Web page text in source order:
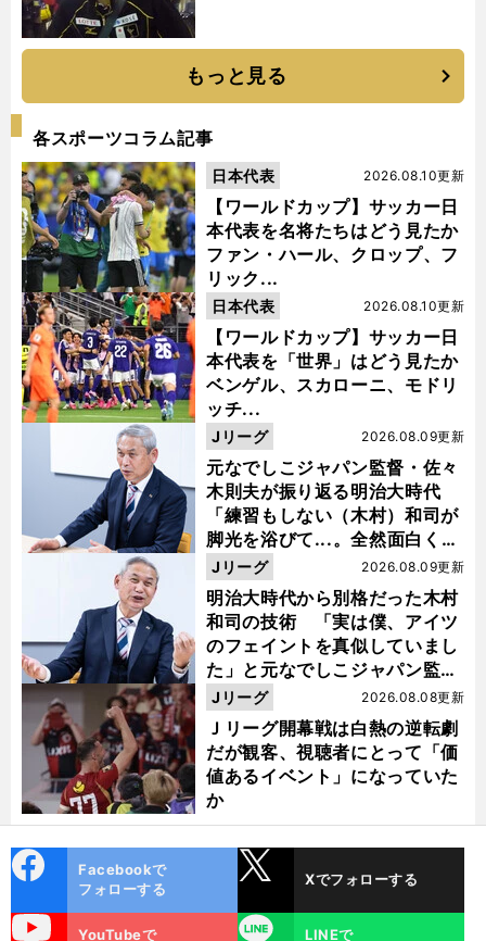
もっと見る
各スポーツコラム記事
【ワールドカップ】サッカー日
本代表を名将たちはどう見たか
ファン・ハール、クロップ、フ
リック...
2026.08.10更新
日本代表
【ワールドカップ】サッカー日
本代表を「世界」はどう見たか
ベンゲル、スカローニ、モドリ
ッチ...
2026.08.10更新
日本代表
元なでしこジャパン監督・佐々
木則夫が振り返る明治大時代
「練習もしない（木村）和司が
脚光を浴びて...。全然面白くな
い４年間でした」
2026.08.09更新
Jリーグ
明治大時代から別格だった木村
和司の技術 「実は僕、アイツ
のフェイントを真似していまし
た」と元なでしこジャパン監
督・佐々木則夫
2026.08.09更新
Jリーグ
Ｊリーグ開幕戦は白熱の逆転劇
だが観客、視聴者にとって「価
値あるイベント」になっていた
か
2026.08.08更新
Jリーグ
ok
Facebookで
フォローする
Xでフォローする
YouTubeで LINE LINEで